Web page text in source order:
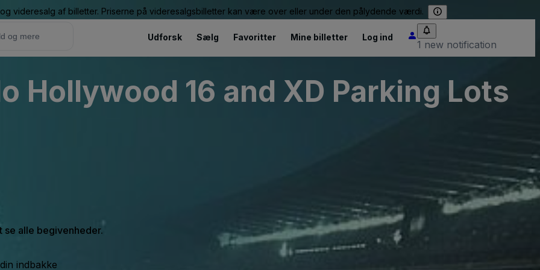
videresalg af billetter. Priserne på videresalgsbilletter kan være over eller under den pålydende værdi.
Udforsk Sælg Favoritter Mine billetter Log ind
1 new notification
Hollywood 16 and XD Parking Lots
alle begivenheder.
indbakke